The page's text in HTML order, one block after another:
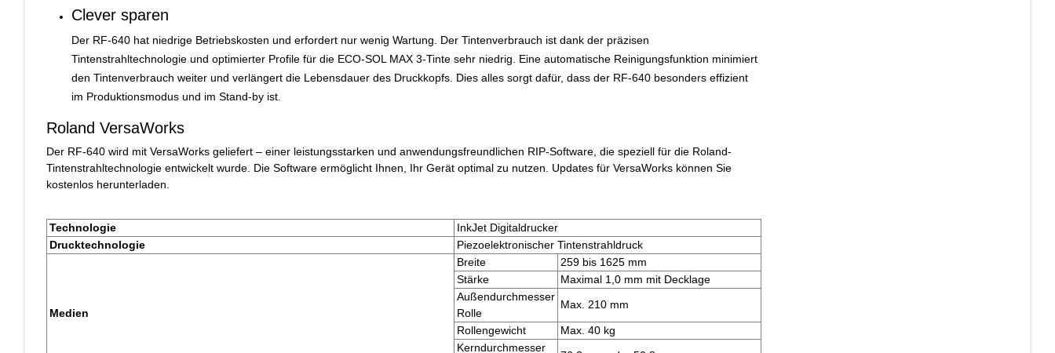
Clever sparen
Der RF-640 hat niedrige Betriebskosten und erfordert nur wenig Wartung. Der Tintenverbrauch ist dank der präzisen
Tintenstrahltechnologie und optimierter Profile für die ECO-SOL MAX 3-Tinte sehr niedrig. Eine automatische Reinigungsfunktion minimiert
den Tintenverbrauch weiter und verlängert die Lebensdauer des Druckkopfs. Dies alles sorgt dafür, dass der RF-640 besonders effizient
im Produktionsmodus und im Stand-by ist.
Roland VersaWorks
Der RF-640 wird mit VersaWorks geliefert – einer leistungsstarken und anwendungsfreundlichen RIP-Software, die speziell für die Roland-
Tintenstrahltechnologie entwickelt wurde. Die Software ermöglicht Ihnen, Ihr Gerät optimal zu nutzen. Updates für VersaWorks können Sie
kostenlos herunterladen.
Technologie
InkJet Digitaldrucker
Drucktechnologie
Piezoelektronischer Tintenstrahldruck
Medien
Breite
259 bis 1625 mm
Stärke
Maximal 1,0 mm mit Decklage
Außendurchmesser
Rolle
Max. 210 mm
Rollengewicht
Max. 40 kg
Kerndurchmesser